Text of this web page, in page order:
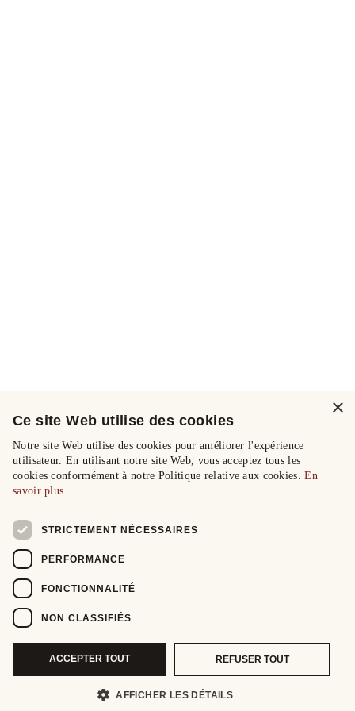
×
Ce site Web utilise des cookies
Notre site Web utilise des cookies pour améliorer l'expérience
utilisateur. En utilisant notre site Web, vous acceptez tous les
cookies conformément à notre Politique relative aux cookies.En
savoir plus
STRICTEMENT NÉCESSAIRES
PERFORMANCE
FONCTIONNALITÉ
NON CLASSIFIÉS
ACCEPTER TOUT REFUSER TOUT
AFFICHER LES DÉTAILS